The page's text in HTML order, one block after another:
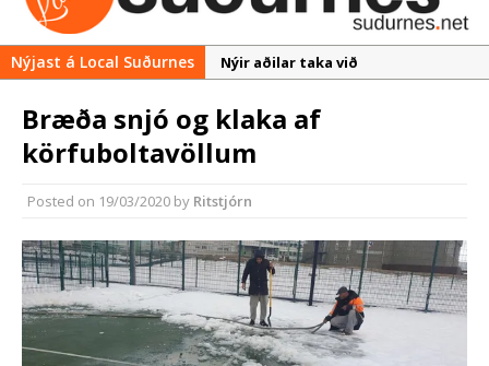
Nýjast á Local Suðurnes
Nýir aðilar taka við
Reykjanesbæ
Rekstur HS Orku gekk vel á
Erlend fyrirtæki vilja í Græna
iðngarðinn
Bræða snjó og klaka af
körfuboltavöllum
Posted on 19/03/2020 by Ritstjórn